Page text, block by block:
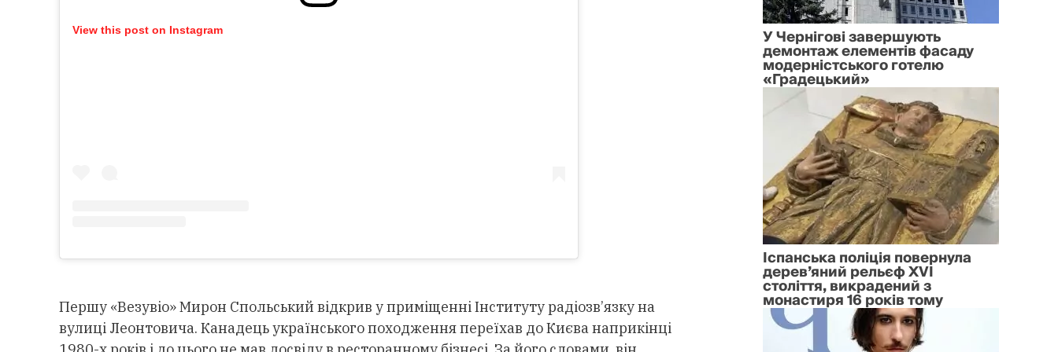
View this post on Instagram
Першу «Везувіо» Мирон Спольський відкрив у приміщенні Інституту радіозв’язку на
вулиці Леонтовича. Канадець українського походження переїхав до Києва наприкінці
У Чернігові завершують
демонтаж елементів фасаду
модерністського готелю
«Градецький»
Іспанська поліція повернула
дерев’яний рельєф XVI
століття, викрадений з
монастиря 16 років тому